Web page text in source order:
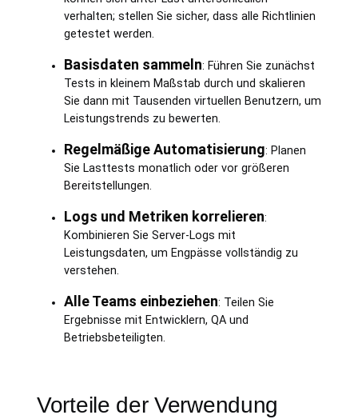
verhalten; stellen Sie sicher, dass alle Richtlinien
getestet werden.
Basisdaten sammeln: Führen Sie zunächst
Tests in kleinem Maßstab durch und skalieren
Sie dann mit Tausenden virtuellen Benutzern, um
Leistungstrends zu bewerten.
Regelmäßige Automatisierung: Planen
Sie Lasttests monatlich oder vor größeren
Bereitstellungen.
Logs und Metriken korrelieren:
Kombinieren Sie Server-Logs mit
Leistungsdaten, um Engpässe vollständig zu
verstehen.
Alle Teams einbeziehen: Teilen Sie
Ergebnisse mit Entwicklern, QA und
Betriebsbeteiligten.
Vorteile der Verwendung